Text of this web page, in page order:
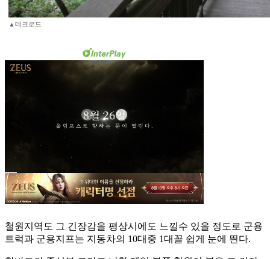
▲데크로드
철원지역도 그 긴장감을 평상시에도 느낄수 있을 정도로 군용
트럭과 군용지프는 지동차의 10대중 1대꼴 쉽게 눈에 띈다.